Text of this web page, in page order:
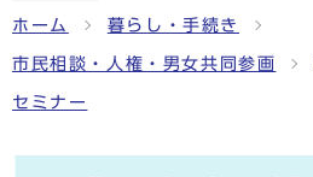
ホーム 暮らし・手続き
市民相談・人権・男女共同参画
セミナー